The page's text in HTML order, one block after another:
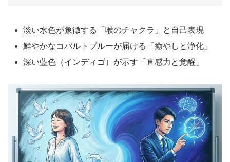
淡い水色が象徴する「喉のチャクラ」と自己表現
鮮やかなコバルトブルーが届ける「癒やしと浄化」
深い藍色（インディゴ）が示す「直感力と覚醒」